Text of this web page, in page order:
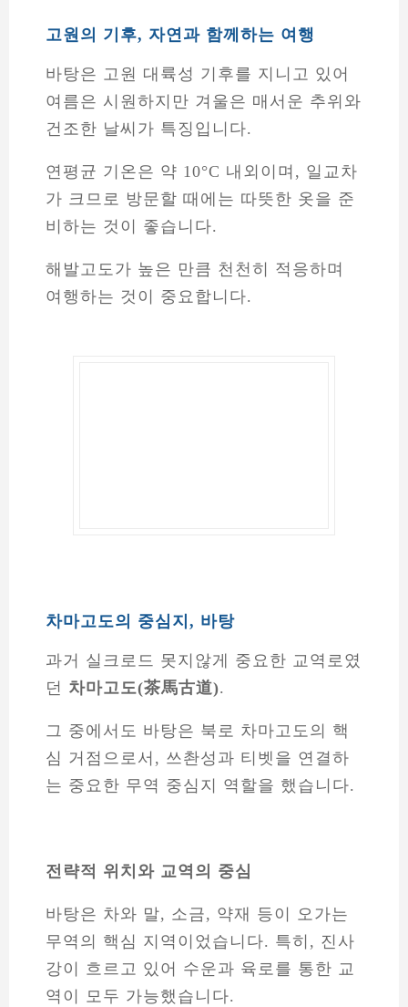
고원의 기후, 자연과 함께하는 여행
바탕은 고원 대륙성 기후를 지니고 있어
여름은 시원하지만 겨울은 매서운 추위와
건조한 날씨가 특징입니다.
연평균 기온은 약 10°C 내외이며, 일교차
가 크므로 방문할 때에는 따뜻한 옷을 준
비하는 것이 좋습니다.
해발고도가 높은 만큼 천천히 적응하며
여행하는 것이 중요합니다.
차마고도의 중심지, 바탕
과거 실크로드 못지않게 중요한 교역로였
던 차마고도(茶馬古道).
그 중에서도 바탕은 북로 차마고도의 핵
심 거점으로서, 쓰촨성과 티벳을 연결하
는 중요한 무역 중심지 역할을 했습니다.
전략적 위치와 교역의 중심
바탕은 차와 말, 소금, 약재 등이 오가는
무역의 핵심 지역이었습니다. 특히, 진사
강이 흐르고 있어 수운과 육로를 통한 교
역이 모두 가능했습니다.